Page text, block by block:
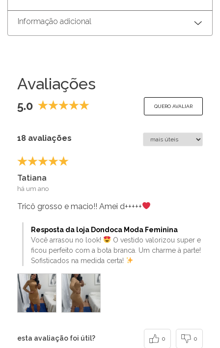
Informação adicional
Avaliações
5.0 QUERO AVALIAR
18 avaliações
Tatiana
há um ano
Tricô grosso e macio!! Amei d+++++
Resposta da loja Dondoca Moda Feminina
Você arrasou no look!
O vestido valorizou super e
ficou perfeito com a bota branca. Um charme à parte!
Sofisticados na medida certa!
esta avaliação foi útil? 0 0